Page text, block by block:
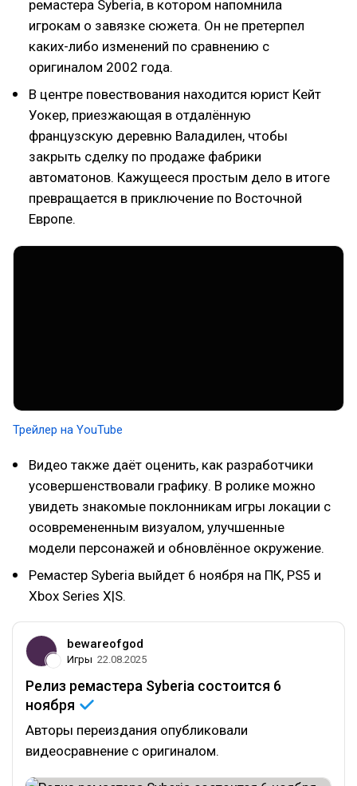
ремастера Syberia, в котором напомнила
игрокам о завязке сюжета. Он не претерпел
каких-либо изменений по сравнению с
оригиналом 2002 года.
В центре повествования находится юрист Кейт
Уокер, приезжающая в отдалённую
французскую деревню Валадилен, чтобы
закрыть сделку по продаже фабрики
автоматонов. Кажущееся простым дело в итоге
превращается в приключение по Восточной
Европе.
Трейлер на YouTube
Видео также даёт оценить, как разработчики
усовершенствовали графику. В ролике можно
увидеть знакомые поклонникам игры локации с
осовремененным визуалом, улучшенные
модели персонажей и обновлённое окружение.
Ремастер Syberia выйдет 6 ноября на ПК, PS5 и
Xbox Series X|S.
bewareofgod
Игры 22.08.2025
Релиз ремастера Syberia состоится 6
ноября
Авторы переиздания опубликовали
видеосравнение с оригиналом.